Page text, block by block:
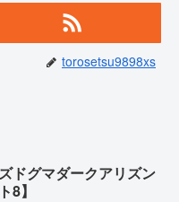
torosetsu9898xs
ドグマダークアリズン
8】